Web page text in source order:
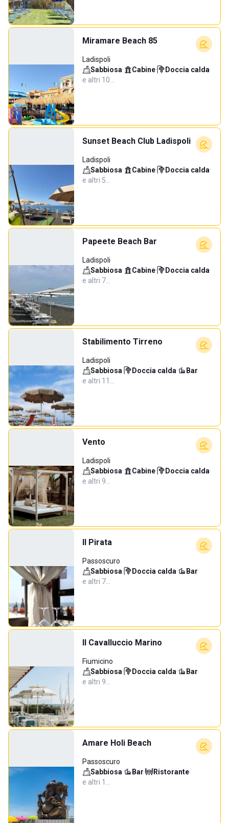
Miramare Beach 85
Ladispoli
Sabbiosa· Cabine· Doccia calda·
e altri 10…
Sunset Beach Club Ladispoli
Ladispoli
Sabbiosa· Cabine· Doccia calda·
e altri 5…
Papeete Beach Bar
Ladispoli
Sabbiosa· Cabine· Doccia calda·
e altri 7…
Stabilimento Tirreno
Ladispoli
Sabbiosa· Doccia calda· Bar·
e altri 11…
Vento
Ladispoli
Sabbiosa· Cabine· Doccia calda·
e altri 9…
Il Pirata
Passoscuro
Sabbiosa· Doccia calda· Bar·
e altri 7…
Il Cavalluccio Marino
Fiumicino
Sabbiosa· Doccia calda· Bar·
e altri 9…
Amare Holi Beach
Passoscuro
Sabbiosa· Bar· Ristorante·
e altri 1…